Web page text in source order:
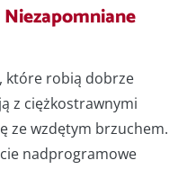
które robią dobrze
z ciężkostrawnymi
ze wzdętym brzuchem.
nadprogramowe